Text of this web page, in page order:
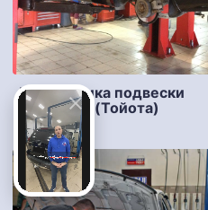
Диагностика подвески
Toyota (Тойота)